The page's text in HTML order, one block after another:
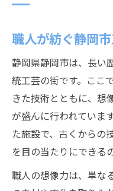
職人が紡ぐ静岡
静岡県静岡市は、長い
統工芸の街です。ここ
きた技術とともに、想
が盛んに行われていま
た施設で、古くからの
を目の当たりにできる
職人の想像力は、単な